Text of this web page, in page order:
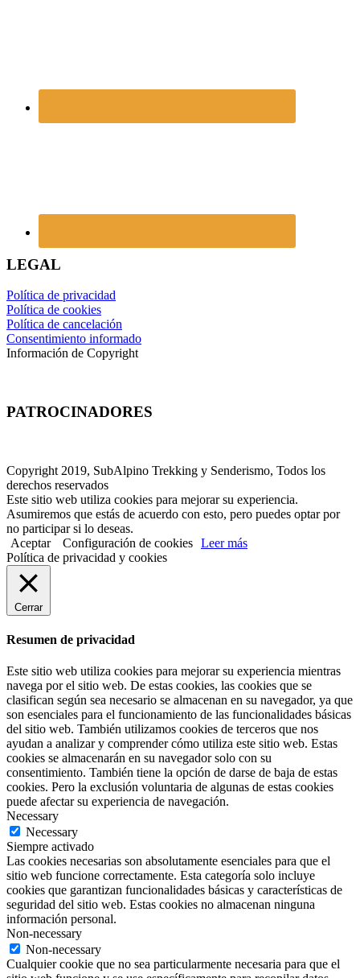
LEGAL
Política de privacidad
Política de cookies
Política de cancelación
Consentimiento informado
Información de Copyright
PATROCINADORES
Copyright 2019, SubAlpino Trekking y Senderismo, Todos los
derechos reservados
Este sitio web utiliza cookies para mejorar su experiencia.
Asumiremos que estás de acuerdo con esto, pero puedes optar por
no participar si lo deseas.
Aceptar
Configuración de cookies Leer más
Política de privacidad y cookies
Cerrar
Resumen de privacidad
Este sitio web utiliza cookies para mejorar su experiencia mientras
navega por el sitio web. De estas cookies, las cookies que se
clasifican según sea necesario se almacenan en su navegador, ya que
son esenciales para el funcionamiento de las funcionalidades básicas
del sitio web. También utilizamos cookies de terceros que nos
ayudan a analizar y comprender cómo utiliza este sitio web. Estas
cookies se almacenarán en su navegador solo con su
consentimiento. También tiene la opción de darse de baja de estas
cookies. Pero la exclusión voluntaria de algunas de estas cookies
puede afectar su experiencia de navegación.
Necessary
Necessary
Siempre activado
Las cookies necesarias son absolutamente esenciales para que el
sitio web funcione correctamente. Esta categoría solo incluye
cookies que garantizan funcionalidades básicas y características de
seguridad del sitio web. Estas cookies no almacenan ninguna
información personal.
Non-necessary
Non-necessary
Cualquier cookie que no sea particularmente necesaria para que el